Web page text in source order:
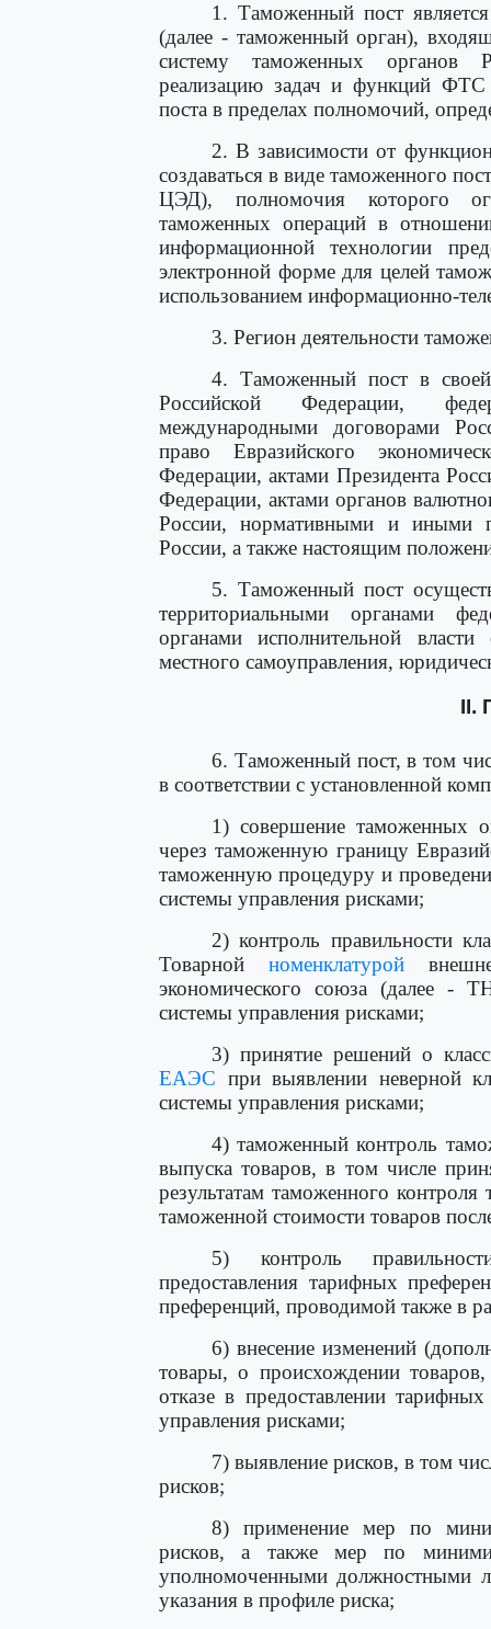
1. Таможенный пост
(далее - таможенный орган),
систему таможенных органов
реализацию задач и функций ФТС
поста в пределах полномочий,
2. В зависимости от
создаваться в виде таможенного
ЦЭД), полномочия которого
таможенных операций в
информационной технологии
электронной форме для целей
использованием информационно-
3. Регион деятельности
4. Таможенный пост в своей
Российской Федерации,
международными договорами
право Евразийского
Федерации, актами Президента
Федерации, актами органов
России, нормативными и
России, а также настоящим
5. Таможенный пост
территориальными органами
органами исполнительной
местного самоуправления,
II.
6. Таможенный пост, в том
в соответствии с установленной
1) совершение таможенных
через таможенную границу
таможенную процедуру и
системы управления рисками;
2) контроль правильности
Товарной номенклатурой
экономического союза (далее
системы управления рисками;
3) принятие решений о
ЕАЭС при выявлении неверной
системы управления рисками;
4) таможенный контроль
выпуска товаров, в том числе
результатам таможенного
таможенной стоимости товаров
5) контроль
предоставления тарифных
преференций, проводимой также в
6) внесение изменений
товары, о происхождении
отказе в предоставлении
управления рисками;
7) выявление рисков, в том
рисков;
8) применение мер по
рисков, а также мер по
уполномоченными должностными
указания в профиле риска;